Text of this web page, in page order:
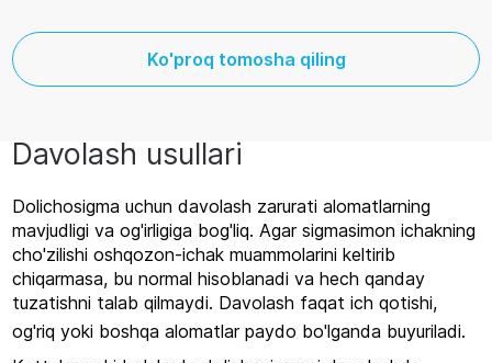
Ko'proq tomosha qiling
Davolash usullari
Dolichosigma uchun davolash zarurati alomatlarning
mavjudligi va og'irligiga bog'liq. Agar sigmasimon ichakning
cho'zilishi oshqozon-ichak muammolarini keltirib
chiqarmasa, bu normal hisoblanadi va hech qanday
tuzatishni talab qilmaydi. Davolash faqat ich qotishi,
og'riq yoki boshqa alomatlar paydo bo'lganda buyuriladi.